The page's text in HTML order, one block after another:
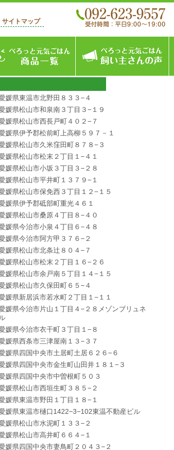
サイトマップ
媛県東温市北野田８３３−４
媛県松山市和泉南３丁目３−１９
媛県松山市西長戸町４０２−７
媛県伊予郡松前町上高柳５９７－１
媛県松山市久米窪田町８７８−３
媛県松山市松末２丁目１−４１
媛県松山市小坂３丁目３−２８
媛県松山市平井町１３７９−１
媛県松山市保免西３丁目１２−１５
媛県伊予郡砥部町重光４６１
媛県松山市桑原４丁目８−４０
媛県今治市小泉４丁目６−４８
媛県今治市阿方甲３７６−２
媛県松山市北条辻８０４−７
媛県松山市松末２丁目１６−２６
媛県松山市余戸南５丁目１４−１５
媛県松山市久保田町６５−４
媛県新居浜市若水町２丁目１−１１
媛県今治市片山１丁目４−２８メゾンブリュネ
ル
媛県今治市衣干町３丁目１−８
媛県西条市三津屋南１３−３７
媛県四国中央市土居町土居６２６−６
媛県四国中央市金生町山田井１８１−３
媛県四国中央市中曽根町５０３
媛県松山市西垣生町３８５−２
媛県東温市野田１丁目１８−１
媛県東温市樋口1422−3−102東温不動産ビル
媛県松山市水泥町１３３−２
媛県松山市高井町６６４−１
媛県四国中央市妻鳥町２０４３−２